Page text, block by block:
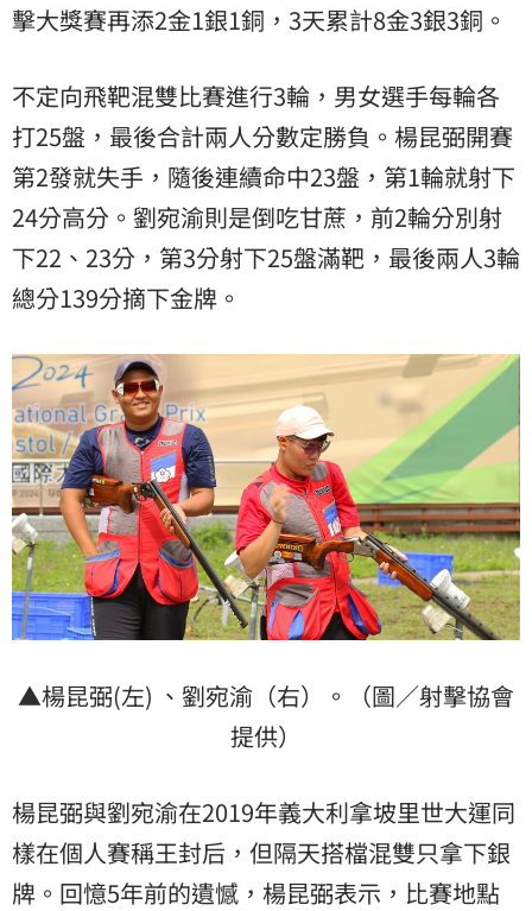
擊大獎賽再添2金1銀1銅，3天累計8金3銀3銅。
不定向飛靶混雙比賽進行3輪，男女選手每輪各
打25盤，最後合計兩人分數定勝負。楊昆弼開賽
第2發就失手，隨後連續命中23盤，第1輪就射下
24分高分。劉宛渝則是倒吃甘蔗，前2輪分別射
下22、23分，第3分射下25盤滿靶，最後兩人3輪
總分139分摘下金牌。
▲楊昆弼(左) 、劉宛渝（右）。（圖／射擊協會
提供）
楊昆弼與劉宛渝在2019年義大利拿坡里世大運同
樣在個人賽稱王封后，但隔天搭檔混雙只拿下銀
牌。回憶5年前的遺憾，楊昆弼表示，比賽地點